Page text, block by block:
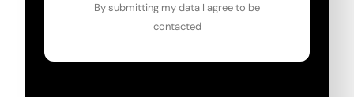
By submitting my data I agree to be
contacted